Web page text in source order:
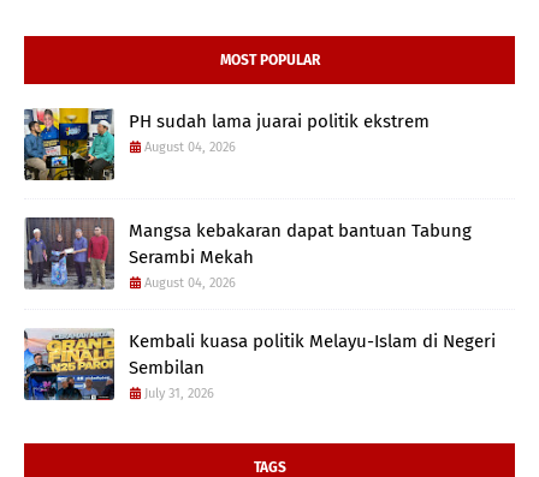
MOST POPULAR
PH sudah lama juarai politik ekstrem
August 04, 2026
Mangsa kebakaran dapat bantuan Tabung
Serambi Mekah
August 04, 2026
Kembali kuasa politik Melayu-Islam di Negeri
Sembilan
July 31, 2026
TAGS